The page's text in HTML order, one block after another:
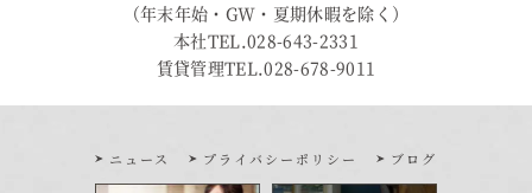
（年末年始・GW・夏期休暇を除く）
本社TEL.028-643-2331
賃貸管理TEL.028-678-9011
ニュース プライバシーポリシー ブログ